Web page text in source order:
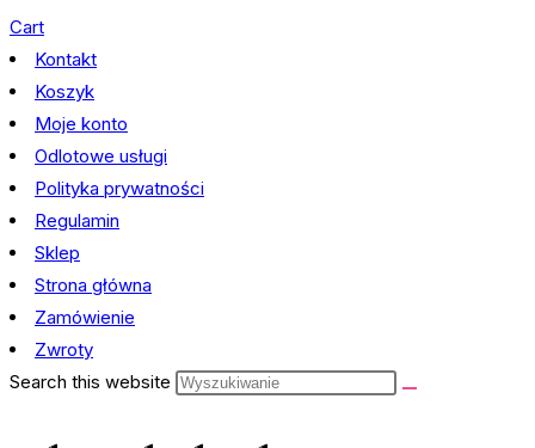
Cart
Kontakt
Koszyk
Moje konto
Odlotowe usługi
Polityka prywatności
Regulamin
Sklep
Strona główna
Zamówienie
Zwroty
Search this website